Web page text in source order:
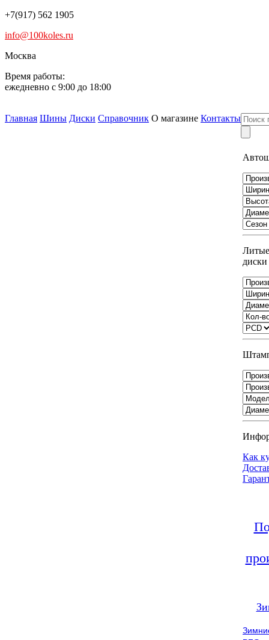
+7(917) 562 1905
info@100koles.ru
Москва
Время работы:
ежедневно с 9:00 до 18:00
Главная Шины Диски Справочник О магазине Контакты
Литые
диски
Как